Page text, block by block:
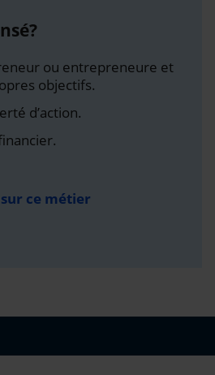
ou entrepreneure et
objectifs.
d’action.
ce métier